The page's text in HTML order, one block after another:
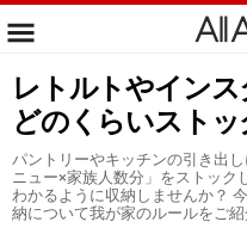
レトルトやイン
どのくらいストッ
パントリーやキッチンの引き出
ニュー×家族人数分」をストック
わかるように収納しませんか？
納について我が家のルールをご紹